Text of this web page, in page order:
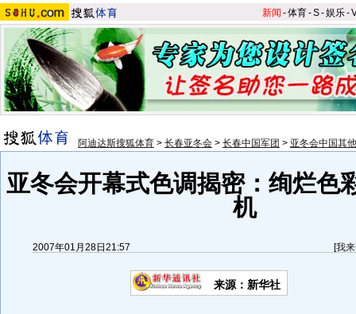
新闻 -体育-S-娱乐-
阿迪达斯搜狐体育 > 长春亚冬会 > 长春中国军团 > 亚冬会中国其他
亚冬会开幕式色调揭密：绚烂色
机
2007年01月28日21:57 [我
来源：新华社